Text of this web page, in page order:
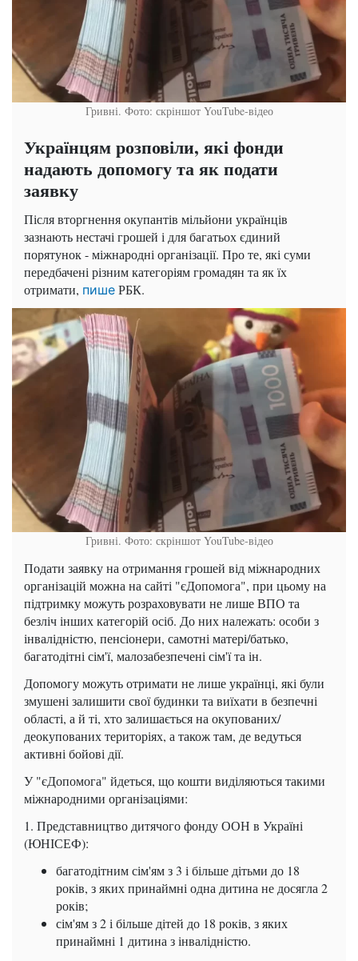
Гривні. Фото: скріншот YouTube-відео
Українцям розповіли, які фонди
надають допомогу та як подати
заявку
Після вторгнення окупантів мільйони українців
зазнають нестачі грошей і для багатьох єдиний
порятунок - міжнародні організації. Про те, які суми
передбачені різним категоріям громадян та як їх
отримати, пише РБК.
Гривні. Фото: скріншот YouTube-відео
Подати заявку на отримання грошей від міжнародних
організацій можна на сайті "єДопомога", при цьому на
підтримку можуть розраховувати не лише ВПО та
безліч інших категорій осіб. До них належать: особи з
інвалідністю, пенсіонери, самотні матері/батько,
багатодітні сім'ї, малозабезпечені сім'ї та ін.
Допомогу можуть отримати не лише українці, які були
змушені залишити свої будинки та виїхати в безпечні
області, а й ті, хто залишається на окупованих/
деокупованих територіях, а також там, де ведуться
активні бойові дії.
У "єДопомога" йдеться, що кошти виділяються такими
міжнародними організаціями:
1. Представництво дитячого фонду ООН в Україні
(ЮНІСЕФ):
багатодітним сім'ям з 3 і більше дітьми до 18
років, з яких принаймні одна дитина не досягла 2
років;
сім'ям з 2 і більше дітей до 18 років, з яких
принаймні 1 дитина з інвалідністю.